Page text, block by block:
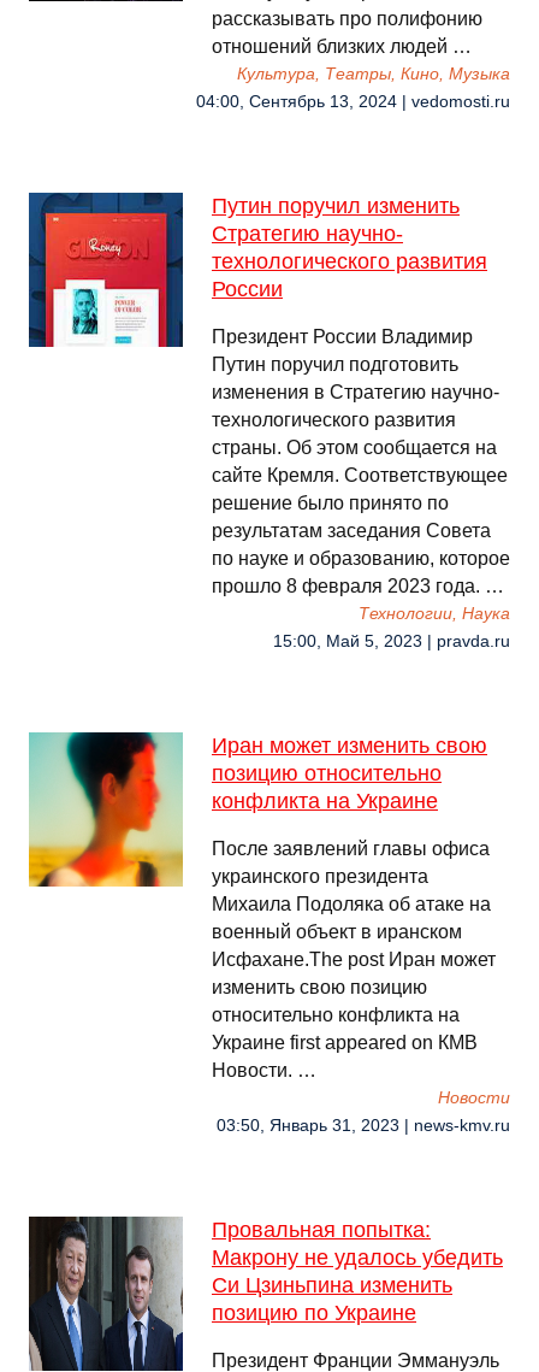
рассказывать про полифонию
отношений близких людей …
Культура, Театры, Кино, Музыка
04:00, Сентябрь 13, 2024 | vedomosti.ru
Путин поручил изменить
Стратегию научно-
технологического развития
России
Президент России Владимир
Путин поручил подготовить
изменения в Стратегию научно-
технологического развития
страны. Об этом сообщается на
сайте Кремля. Соответствующее
решение было принято по
результатам заседания Совета
по науке и образованию, которое
прошло 8 февраля 2023 года. …
Технологии, Наука
15:00, Май 5, 2023 | pravda.ru
Иран может изменить свою
позицию относительно
конфликта на Украине
После заявлений главы офиса
украинского президента
Михаила Подоляка об атаке на
военный объект в иранском
Исфахане.The post Иран может
изменить свою позицию
относительно конфликта на
Украине first appeared on КМВ
Новости. …
Новости
03:50, Январь 31, 2023 | news-kmv.ru
Провальная попытка:
Макрону не удалось убедить
Си Цзиньпина изменить
позицию по Украине
Президент Франции Эммануэль